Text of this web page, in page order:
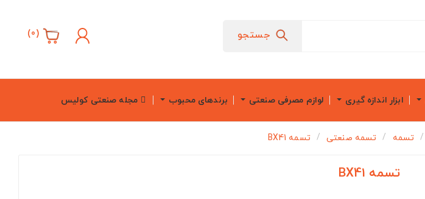
جستجو (
0
)
ابزار اندازه گیری لوازم مصرفی صنعتی برندهای محبوب مجله صنعتی کولیس
تسمه تسمه صنعتی تسمه BX41
تسمه BX41